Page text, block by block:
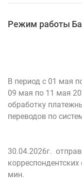
Режим работы
В период с 01 мая
09 мая по 11 мая
обработку
переводов по
30.04.2026г.
мин.